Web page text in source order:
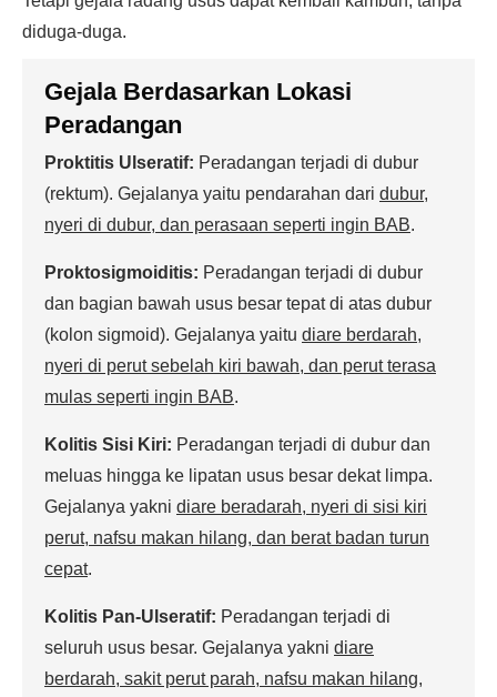
diduga-duga.
Gejala Berdasarkan Lokasi
Peradangan
Proktitis Ulseratif: Peradangan terjadi di dubur
(rektum). Gejalanya yaitu pendarahan dari dubur,
nyeri di dubur, dan perasaan seperti ingin BAB.
Proktosigmoiditis: Peradangan terjadi di dubur
dan bagian bawah usus besar tepat di atas dubur
(kolon sigmoid). Gejalanya yaitu diare berdarah,
nyeri di perut sebelah kiri bawah, dan perut terasa
mulas seperti ingin BAB.
Kolitis Sisi Kiri: Peradangan terjadi di dubur dan
meluas hingga ke lipatan usus besar dekat limpa.
Gejalanya yakni diare beradarah, nyeri di sisi kiri
perut, nafsu makan hilang, dan berat badan turun
cepat.
Kolitis Pan-Ulseratif: Peradangan terjadi di
seluruh usus besar. Gejalanya yakni diare
berdarah, sakit perut parah, nafsu makan hilang,